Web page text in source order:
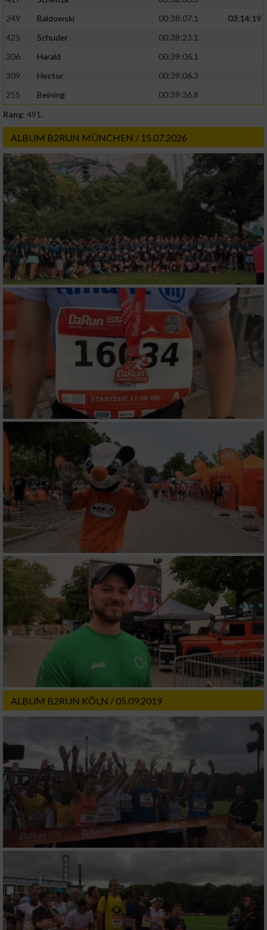
249
Baldowski 00:38:07.1
03:14:19
425
Schuder
00:38:23.1
306
Harald
00:39:06.1
309
Hector
00:39:06.3
255
Beining
00:39:36.8
Rang: 491.
ALBUM B2RUN MÜNCHEN / 15.07.2026
ALBUM B2RUN KÖLN / 05.09.2019
Erstellung von Profilen zur Personalisierung
Verwendung von Profilen zur Auswahl
Messung der Werbeleistung
Messung der Performance von Inhalten
Analyse von Zielgruppen durch Statistiken
oder Kombinationen von Daten aus
verschiedenen Quellen
Entwicklung und Verbesserung der Angebote
Verwendung reduzierter Daten zur Auswahl
von Inhalten
IAB-Besonderheiten:
Verwendung genauer Standortdaten
Geräte anhand von aktiv angeforderten
Informationen identifizieren
Nicht-IAB-Verarbeitungszwecke:
Performance
Werbung